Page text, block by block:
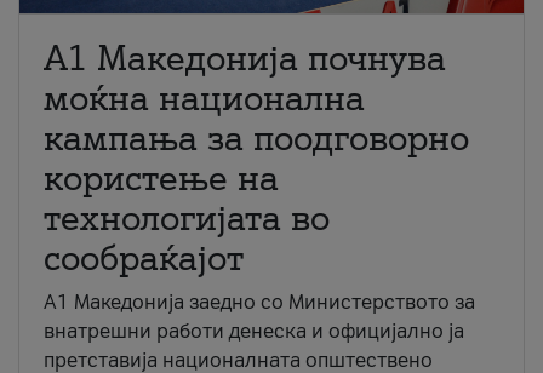
A1 Македонија почнува
моќна национална
кампања за поодговорно
користење на
технологијата во
сообраќајот
A1 Македонија заедно со Министерството за
внатрешни работи денеска и официјално ја
претставија националната општествено